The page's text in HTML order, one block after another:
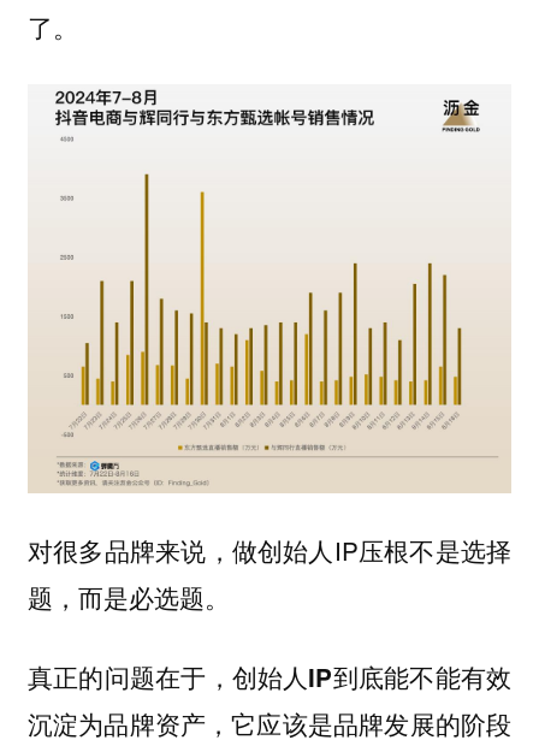
了。
对很多品牌来说，做创始人IP压根不是选择
题，而是必选题。
真正的问题在于， 创始人IP到底能不能有效
沉淀为品牌资产，它应该是品牌发展的阶段